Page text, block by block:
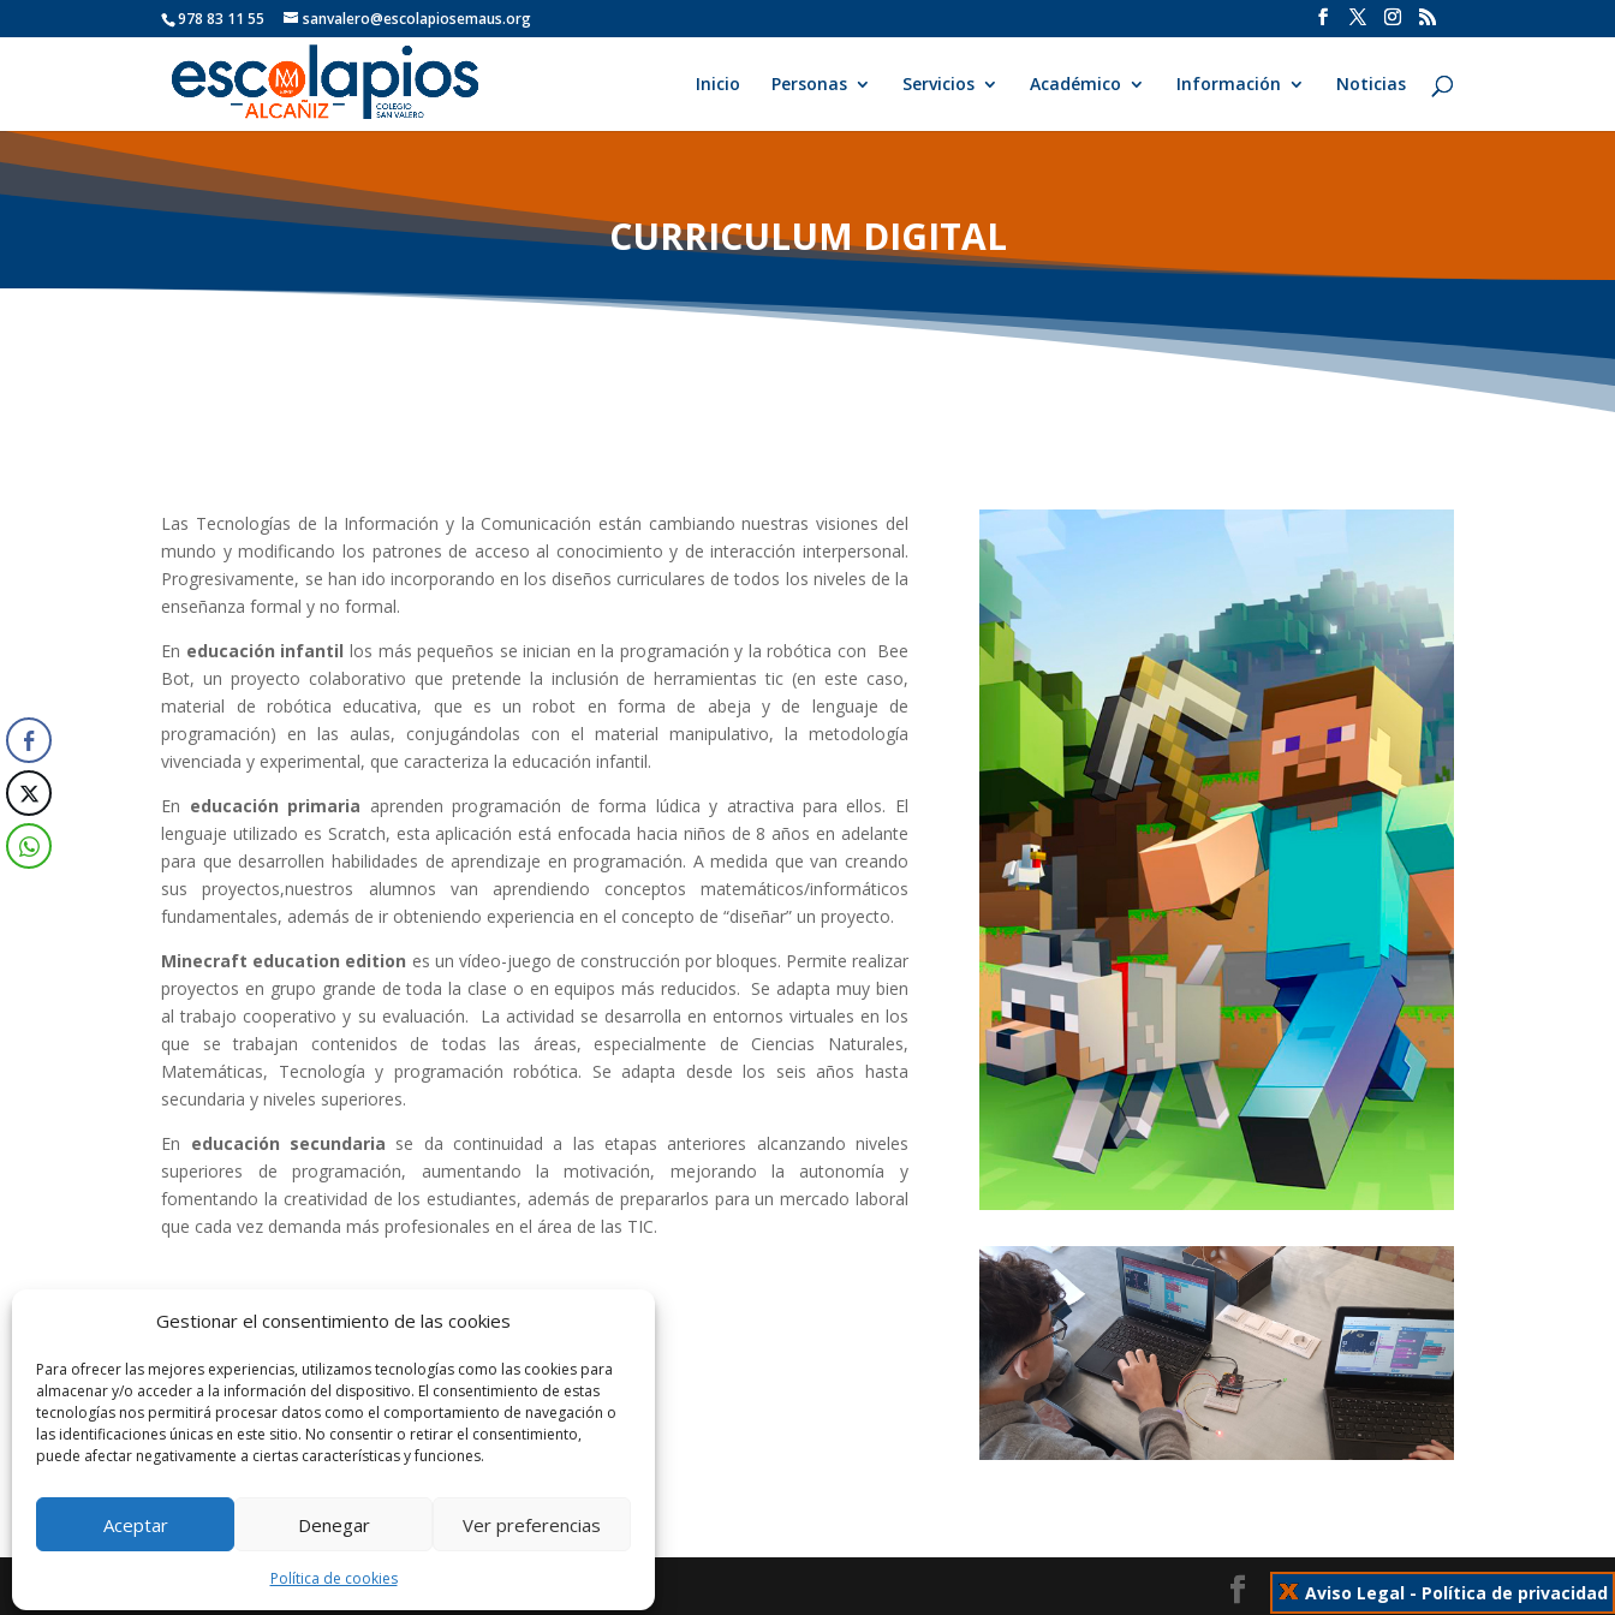
Gestionar el consentimiento de las cookies
Para ofrecer las mejores experiencias, utilizamos tecnologías como las cookies para
almacenar y/o acceder a la información del dispositivo. El consentimiento de estas
tecnologías nos permitirá procesar datos como el comportamiento de navegación o
las identificaciones únicas en este sitio. No consentir o retirar el consentimiento,
puede afectar negativamente a ciertas características y funciones.
Aceptar Denegar Ver preferencias
Política de cookies
978 83 11 55 sanvalero@escolapiosemaus.org
Inicio Personas Servicios Académico Información Noticias
CURRICULUM DIGITAL
Las Tecnologías de la Información y la Comunicación están cambiando nuestras visiones del
mundo y modificando los patrones de acceso al conocimiento y de interacción interpersonal.
Progresivamente, se han ido incorporando en los diseños curriculares de todos los niveles de la
enseñanza formal y no formal.
En educación infantil los más pequeños se inician en la programación y la robótica con Bee
Bot, un proyecto colaborativo que pretende la inclusión de herramientas tic (en este caso,
material de robótica educativa, que es un robot en forma de abeja y de lenguaje de
programación) en las aulas, conjugándolas con el material manipulativo, la metodología
vivenciada y experimental, que caracteriza la educación infantil.
En educación primaria aprenden programación de forma lúdica y atractiva para ellos. El
lenguaje utilizado es Scratch, esta aplicación está enfocada hacia niños de 8 años en adelante
para que desarrollen habilidades de aprendizaje en programación. A medida que van creando
sus proyectos,nuestros alumnos van aprendiendo conceptos matemáticos/informáticos
fundamentales, además de ir obteniendo experiencia en el concepto de “diseñar” un proyecto.
Minecraft education edition es un vídeo-juego de construcción por bloques. Permite realizar
proyectos en grupo grande de toda la clase o en equipos más reducidos. Se adapta muy bien
al trabajo cooperativo y su evaluación. La actividad se desarrolla en entornos virtuales en los
que se trabajan contenidos de todas las áreas, especialmente de Ciencias Naturales,
Matemáticas, Tecnología y programación robótica. Se adapta desde los seis años hasta
secundaria y niveles superiores.
En educación secundaria se da continuidad a las etapas anteriores alcanzando niveles
superiores de programación, aumentando la motivación, mejorando la autonomía y
fomentando la creatividad de los estudiantes, además de prepararlos para un mercado laboral
que cada vez demanda más profesionales en el área de las TIC.
Diseñado por Escuelas Pías Provincia Emaús Aviso Legal - Política de privacidad